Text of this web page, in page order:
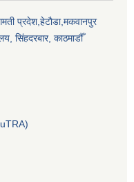
प्रदेश,हेटाैडा,मकवानपुर
सिंहदरबार, काठमाडौँ